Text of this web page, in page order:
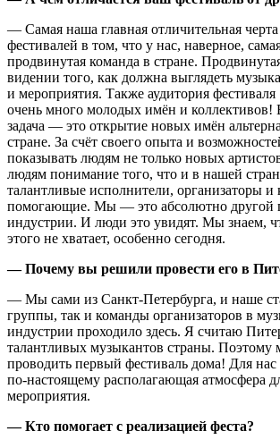
— Самая наша главная отличительная
фестивалей в том, что у нас, наверное,
продвинутая команда в стране.
видении того, как должна выглядеть
и мероприятия. Также аудитория
очень много молодых имён и коллективов!
задача — это открытие новых имён
стране. За счёт своего опыта и
показывать людям не только новых
людям понимание того, что и в нашей
талантливые исполнители, организаторы
помогающие. Мы — это абсолютно другой
индустрии. И люди это увидят. Мы знаем,
этого не хватает, особенно сегодня.
— Почему вы решили провести его в
— Мы сами из Санкт-Петербурга, и наше
группы, так и команды организаторов в
индустрии проходило здесь. Я считаю
талантливых музыкантов страны.
проводить первый фестиваль дома! Для нас
по-настоящему располагающая атмосфера
мероприятия.
— Кто помогает с реализацией феста?